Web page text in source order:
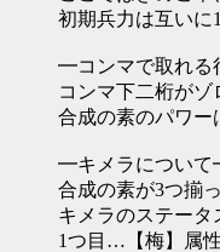
初期兵力は互いに
━コンマで取れる
コンマ下二桁がゾ
合成の素のパワー
━キメラについ
合成の素が3つ揃
キメラのステータ
1つ目…【梅】属